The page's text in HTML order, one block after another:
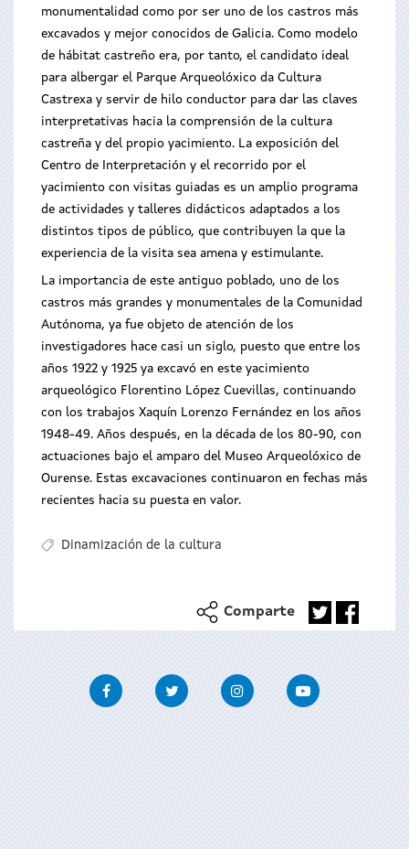
monumentalidad como por ser uno de los castros más
excavados y mejor conocidos de Galicia. Como modelo
de hábitat castreño era, por tanto, el candidato ideal
para albergar el Parque Arqueolóxico da Cultura
Castrexa y servir de hilo conductor para dar las claves
interpretativas hacia la comprensión de la cultura
castreña y del propio yacimiento. La exposición del
Centro de Interpretación y el recorrido por el
yacimiento con visitas guiadas es un amplio programa
de actividades y talleres didácticos adaptados a los
distintos tipos de público, que contribuyen la que la
experiencia de la visita sea amena y estimulante.
La importancia de este antiguo poblado, uno de los
castros más grandes y monumentales de la Comunidad
Autónoma, ya fue objeto de atención de los
investigadores hace casi un siglo, puesto que entre los
años 1922 y 1925 ya excavó en este yacimiento
arqueológico Florentino López Cuevillas, continuando
con los trabajos Xaquín Lorenzo Fernández en los años
1948-49. Años después, en la década de los 80-90, con
actuaciones bajo el amparo del Museo Arqueolóxico de
Ourense. Estas excavaciones continuaron en fechas más
recientes hacia su puesta en valor.
Dinamización de la cultura
Comparte
FacebookTwitter InstagramYoutube